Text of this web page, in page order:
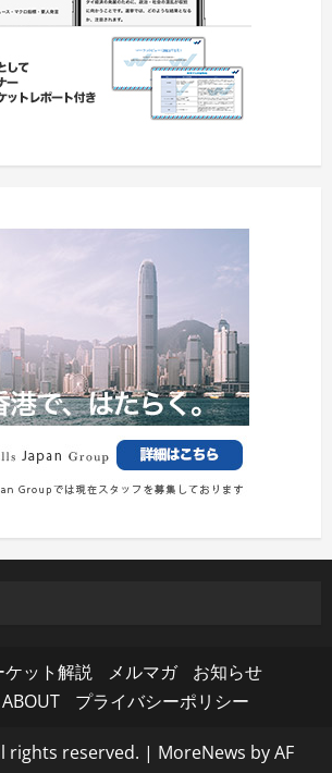
ケット解説 メルマガ
お知らせ
ABOUT プライバシーポリシー
rights reserved. | MoreNews by AF